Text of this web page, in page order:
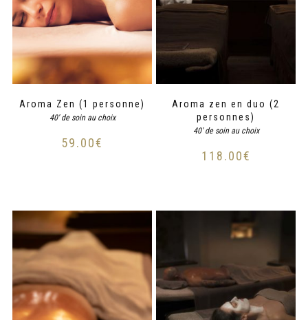
Aroma Zen (1 personne)
40' de soin au choix
59.00€
Aroma zen en duo (2
personnes)
40' de soin au choix
118.00€